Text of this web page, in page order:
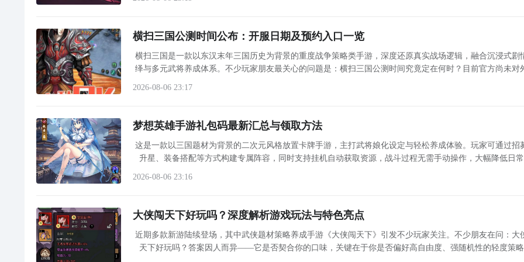
横扫三国公测时间公布：开服日期及预约入口一览
横扫三国是一款以东汉末年三国历史为背景的重度战争策略类手游，深度还原真实战场逻辑，融合沉浸式剧
绎与多元武将养成体系。不少玩家朋友最关心的问题是：横扫三国公测时间究竟定在何时？目前官方尚未对
2026-08-06 23:17
梦想英雄手游礼包码最新汇总与领取方法
这是一款以三国题材为背景的二次元风格放置卡牌手游，主打武将娘化设定与轻松养成体验。玩家可通过招
升星、装备搭配等方式构建专属阵容，同时支持挂机自动获取资源，战斗过程无需手动操作，大幅降低日
2026-08-06 23:16
大侠闯天下好玩吗？深度解析游戏玩法与特色亮点
近期多款新游陆续登场，其中武侠题材策略养成手游《大侠闯天下》引发不少玩家关注。不少朋友在问：大
天下好玩吗？答案因人而异——它是否契合你的口味，关键在于你是否偏好高自由度、强随机性的轻度策